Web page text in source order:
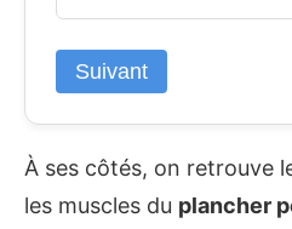
Suivant
À ses côtés, on retrouve
les muscles du plancher